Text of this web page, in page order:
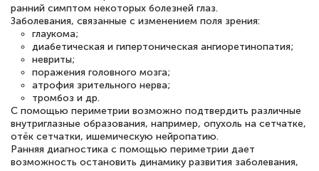
ранний симптом некоторых болезней глаз.
Заболевания, связанные с изменением поля зрения:
глаукома;
диабетическая и гипертоническая ангиоретинопатия;
невриты;
поражения головного мозга;
атрофия зрительного нерва;
тромбоз и др.
С помощью периметрии возможно подтвердить различные
внутриглазные образования, например, опухоль на сетчатке,
отёк сетчатки, ишемическую нейропатию.
Ранняя диагностика с помощью периметрии дает
возможность остановить динамику развития заболевания,